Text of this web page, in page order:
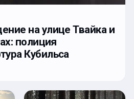
на улице Твайка и
полиция
Кубильса